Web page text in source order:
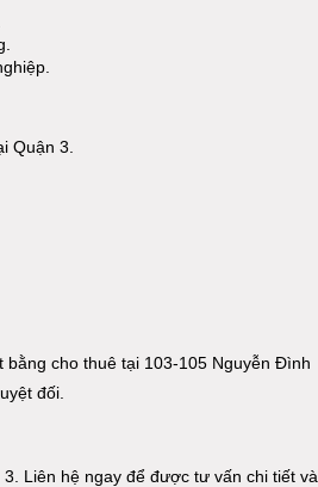
Quận 3.
cho thuê tại 103-105 Nguyễn Đình
đối.
Liên hệ ngay để được tư vấn chi tiết và